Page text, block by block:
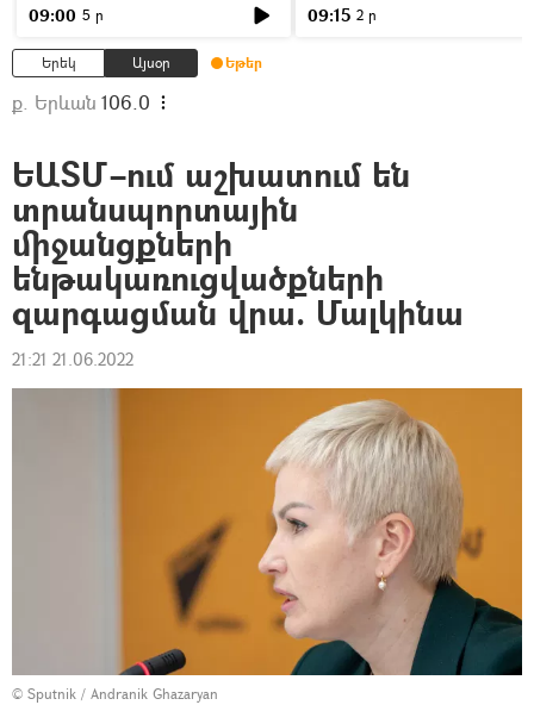
09:00 5 ր 09:15 2 ր
Երեկ Այսօր Եթեր
ք. Երևան 106.0
ԵԱՏՄ–ում աշխատում են
տրանսպորտային
միջանցքների
ենթակառուցվածքների
զարգացման վրա. Մալկինա
21:21 21.06.2022
© Sputnik / Andranik Ghazaryan